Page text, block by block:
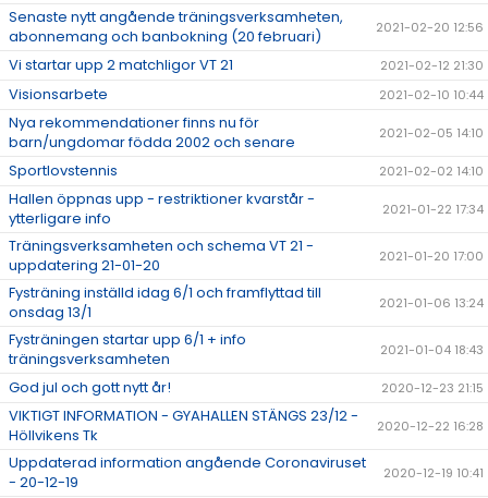
Senaste nytt angående träningsverksamheten,
abonnemang och banbokning (20 februari)
2021-02-20 12:56
Vi startar upp 2 matchligor VT 21 2021-02-12 21:30
Visionsarbete 2021-02-10 10:44
Nya rekommendationer finns nu för
barn/ungdomar födda 2002 och senare
2021-02-05 14:10
Sportlovstennis 2021-02-02 14:10
Hallen öppnas upp - restriktioner kvarstår -
ytterligare info
2021-01-22 17:34
Träningsverksamheten och schema VT 21 -
uppdatering 21-01-20
2021-01-20 17:00
Fysträning inställd idag 6/1 och framflyttad till
onsdag 13/1
2021-01-06 13:24
Fysträningen startar upp 6/1 + info
träningsverksamheten
2021-01-04 18:43
God jul och gott nytt år! 2020-12-23 21:15
VIKTIGT INFORMATION - GYAHALLEN STÄNGS 23/12 -
Höllvikens Tk
2020-12-22 16:28
Uppdaterad information angående Coronaviruset
- 20-12-19
2020-12-19 10:41